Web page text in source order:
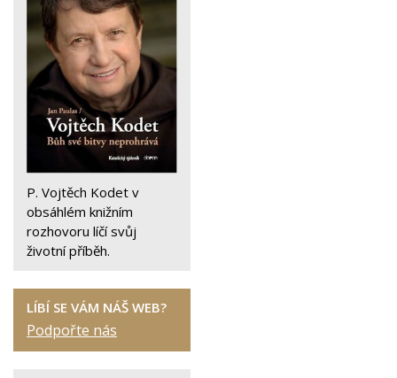
P. Vojtěch Kodet v
obsáhlém knižním
rozhovoru líčí svůj
životní příběh.
LÍBÍ SE VÁM NÁŠ WEB?
Podpořte nás